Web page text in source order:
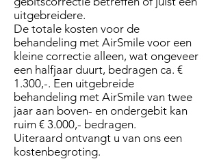
uitgebreidere.
De totale kosten voor de
behandeling met AirSmile voor een
kleine correctie alleen, wat ongeveer
een halfjaar duurt, bedragen ca. €
1.300,-. Een uitgebreide
behandeling met AirSmile van twee
jaar aan boven- en ondergebit kan
ruim € 3.000,- bedragen.
Uiteraard ontvangt u van ons een
kostenbegroting.